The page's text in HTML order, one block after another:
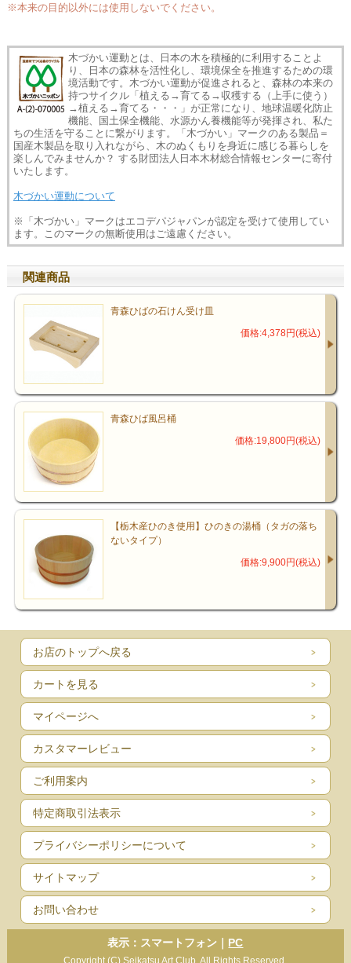
※本来の目的以外には使用しないでください。
木づかい運動とは、日本の木を積極的に利用することよ
り、日本の森林を活性化し、環境保全を推進するための環
境活動です。木づかい運動が促進されると、森林の本来の
持つサイクル「植える→育てる→収穫する（上手に使う）
→植える→育てる・・・」が正常になり、地球温暖化防止
機能、国土保全機能、水源かん養機能等が発揮され、私た
ちの生活を守ることに繋がります。「木づかい」マークのある製品＝
国産木製品を取り入れながら、木のぬくもりを身近に感じる暮らしを
楽しんでみませんか？ する財団法人日本木材総合情報センターに寄付
いたします。
木づかい運動について
※「木づかい」マークはエコデパジャパンが認定を受けて使用してい
ます。このマークの無断使用はご遠慮ください。
関連商品
青森ひばの石けん受け皿
価格:4,378円(税込)
青森ひば風呂桶
価格:19,800円(税込)
【栃木産ひのき使用】ひのきの湯桶（タガの落ち
ないタイプ）
価格:9,900円(税込)
お店のトップへ戻る
カートを見る
マイページへ
カスタマーレビュー
ご利用案内
特定商取引法表示
プライバシーポリシーについて
サイトマップ
お問い合わせ
表示：スマートフォン｜ PC
Copyright (C) Seikatsu Art Club. All Rights Reserved.